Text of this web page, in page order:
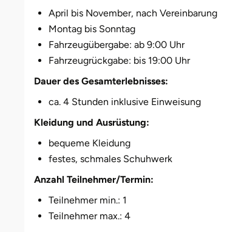
April bis November, nach Vereinbarung
Montag bis Sonntag
Fahrzeugübergabe: ab 9:00 Uhr
Fahrzeugrückgabe: bis 19:00 Uhr
Dauer des Gesamterlebnisses:
ca. 4 Stunden inklusive Einweisung
Kleidung und Ausrüstung:
bequeme Kleidung
festes, schmales Schuhwerk
Anzahl Teilnehmer/Termin:
Teilnehmer min.: 1
Teilnehmer max.: 4
Duisburg
Düsseldorf
Erfurt
Erlangen
Flensburg